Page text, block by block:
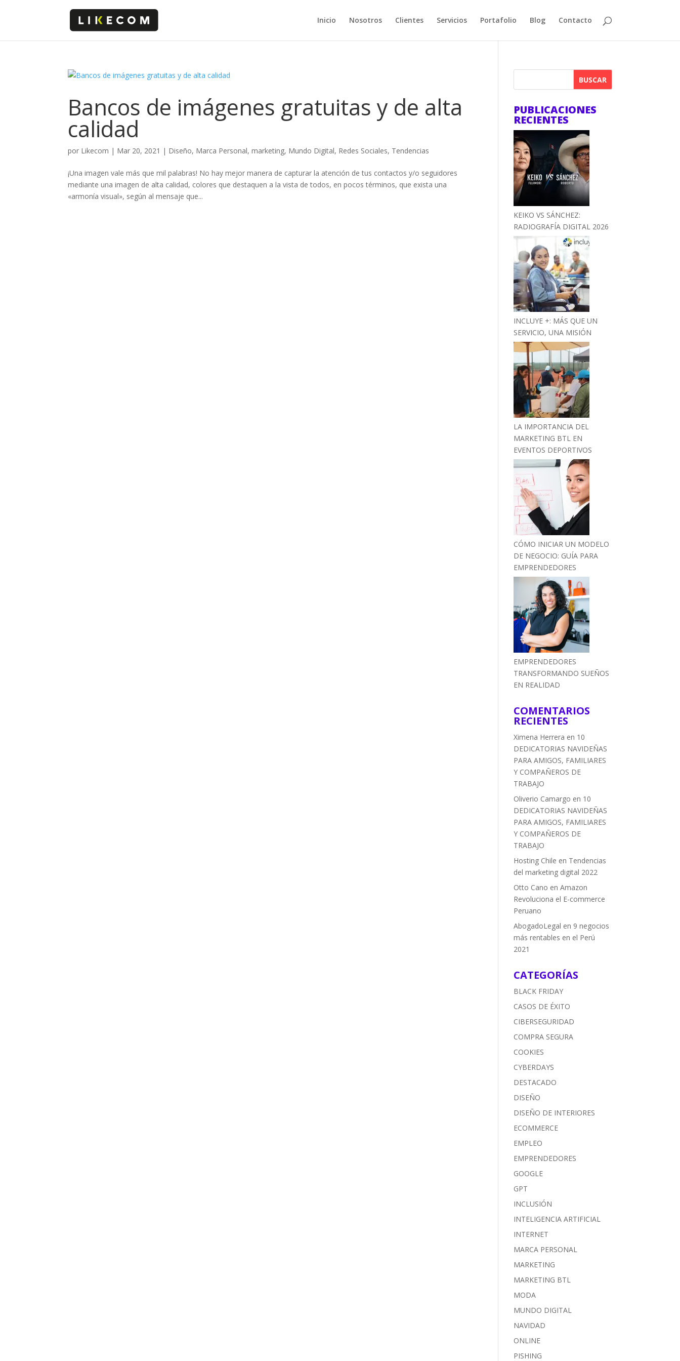
Inicio Nosotros Clientes Servicios Portafolio Blog Contacto
Bancos de imágenes gratuitas y de alta
calidad
por Likecom | Mar 20, 2021 | Diseño, Marca Personal,marketing, Mundo Digital, Redes Sociales, Tendencias
¡Una imagen vale más que mil palabras! No hay mejor manera de capturar la atención de tus contactos y/o seguidores
mediante una imagen de alta calidad, colores que destaquen a la vista de todos, en pocos términos, que exista una
«armonía visual», según al mensaje que...
BUSCAR
PUBLICACIONES
RECIENTES
KEIKO VS SÁNCHEZ:
RADIOGRAFÍA DIGITAL 2026
INCLUYE +: MÁS QUE UN
SERVICIO, UNA MISIÓN
LA IMPORTANCIA DEL
MARKETING BTL EN
EVENTOS DEPORTIVOS
CÓMO INICIAR UN MODELO
DE NEGOCIO: GUÍA PARA
EMPRENDEDORES
EMPRENDEDORES
TRANSFORMANDO SUEÑOS
EN REALIDAD
COMENTARIOS
RECIENTES
Ximena Herrera en 10
DEDICATORIAS NAVIDEÑAS
PARA AMIGOS, FAMILIARES
Y COMPAÑEROS DE
TRABAJO
Oliverio Camargo en 10
DEDICATORIAS NAVIDEÑAS
PARA AMIGOS, FAMILIARES
Y COMPAÑEROS DE
TRABAJO
Hosting Chile en Tendencias
del marketing digital 2022
Otto Cano enAmazon
Revoluciona el E-commerce
Peruano
AbogadoLegal en 9 negocios
más rentables en el Perú
2021
CATEGORÍAS
BLACK FRIDAY
CASOS DE ÉXITO
CIBERSEGURIDAD
COMPRA SEGURA
COOKIES
CYBERDAYS
DESTACADO
DISEÑO
DISEÑO DE INTERIORES
ECOMMERCE
EMPLEO
EMPRENDEDORES
GOOGLE
GPT
INCLUSIÓN
INTELIGENCIA ARTIFICIAL
INTERNET
MARCA PERSONAL
MARKETING
MARKETING BTL
MODA
MUNDO DIGITAL
NAVIDAD
ONLINE
PISHING